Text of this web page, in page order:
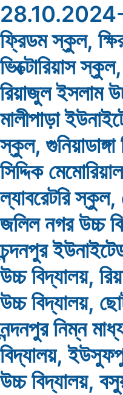
28.10.2024-
ফ্রিডম স্কুল,
ভিক্টোরিয়াস
রিয়াজুল ইসলাম
মালীপাড়া
স্কুল,
সিদ্দিক
ল্যাবরেটরি স্কুল,
জলিল নগর উচ্চ
চন্দনপুর
উচ্চ বিদ্যালয়,
উচ্চ বিদ্যালয়,
নন্দনপুর নিম্ন
বিদ্যালয়,
উচ্চ বিদ্যালয়,